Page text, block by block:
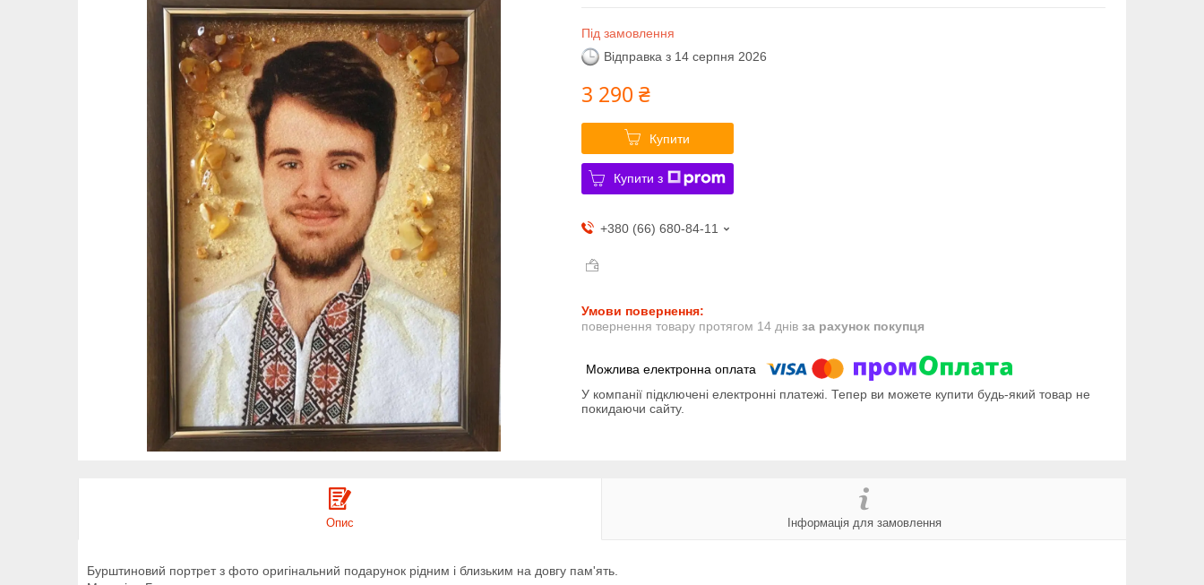
Під замовлення
Відправка з 14 серпня 2026
3 290 ₴
Купити
Купити з
+380 (66) 680-84-11
повернення товару протягом 14 днів за рахунок покупця
У компанії підключені електронні платежі. Тепер ви можете купити будь-який товар не
покидаючи сайту.
Опис Інформація для замовлення
Бурштиновий портрет з фото оригінальний подарунок рідним і близьким на довгу пам'ять.